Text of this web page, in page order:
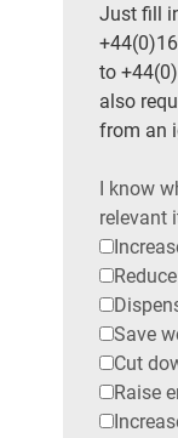
Just fill
to
also
from an
I know
relevant
Save
Cut
Raise